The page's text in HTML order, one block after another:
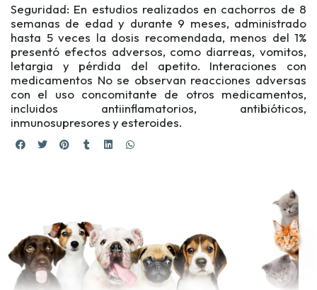
Seguridad: En estudios realizados en cachorros de 8
semanas de edad y durante 9 meses, administrado
hasta 5 veces la dosis recomendada, menos del 1%
presentó efectos adversos, como diarreas, vomitos,
letargia y pérdida del apetito. Interaciones con
medicamentos No se observan reacciones adversas
con el uso concomitante de otros medicamentos,
incluidos antiinflamatorios, antibióticos,
inmunosupresores y esteroides.